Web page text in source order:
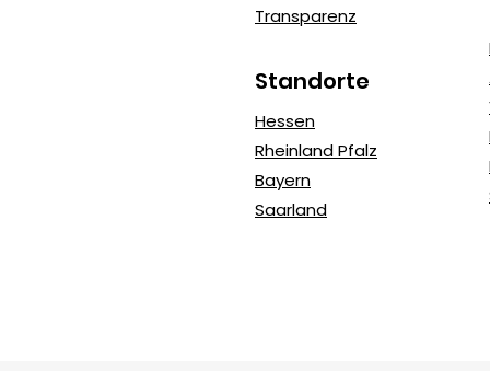
Transparenz
Standorte
Hessen
Rheinland Pfalz
Bayern
Saarland